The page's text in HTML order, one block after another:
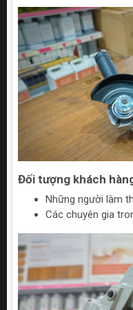
Đối tượng khách
Những người làm
Các chuyên gia